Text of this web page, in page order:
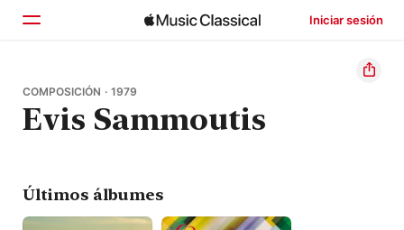
Iniciar sesión
Inicio
Explorar
COMPOSICIÓN · 1979
Evis Sammoutis
Últimos álbumes